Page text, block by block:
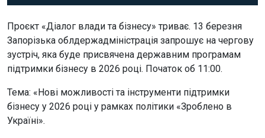
Проєкт «Діалог влади та бізнесу» триває. 13 березня
Запорізька облдержадміністрація запрошує на чергову
зустріч, яка буде присвячена державним програмам
підтримки бізнесу в 2026 році. Початок об 11:00.
Тема: «Нові можливості та інструменти підтримки
бізнесу у 2026 році у рамках політики «Зроблено в
Україні».